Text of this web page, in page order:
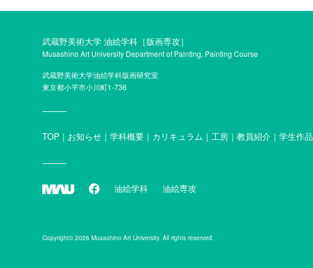
武蔵野美術大学 油絵学科［版画専攻］
Musashino Art University Department of Painting, Painting Course
武蔵野美術大学油絵学科版画研究室
東京都小平市小川町1-736
TOP お知らせ 学科概要 カリキュラム 工房 教員紹介 学生作品
油絵学科 油絵専攻
Copyright© 2026 Musashino Art University. All rights reserved.